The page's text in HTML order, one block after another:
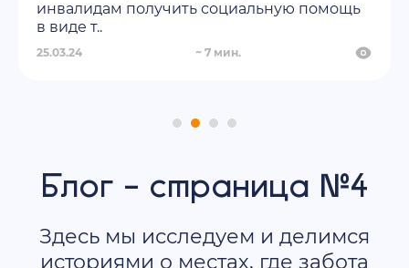
инвалидам получить социальную помощь
в виде т..
25.03.24 7 мин.
Блог - страница №4
Здесь мы исследуем и делимся
историями о местах, где забота